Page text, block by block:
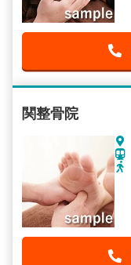
関整骨院